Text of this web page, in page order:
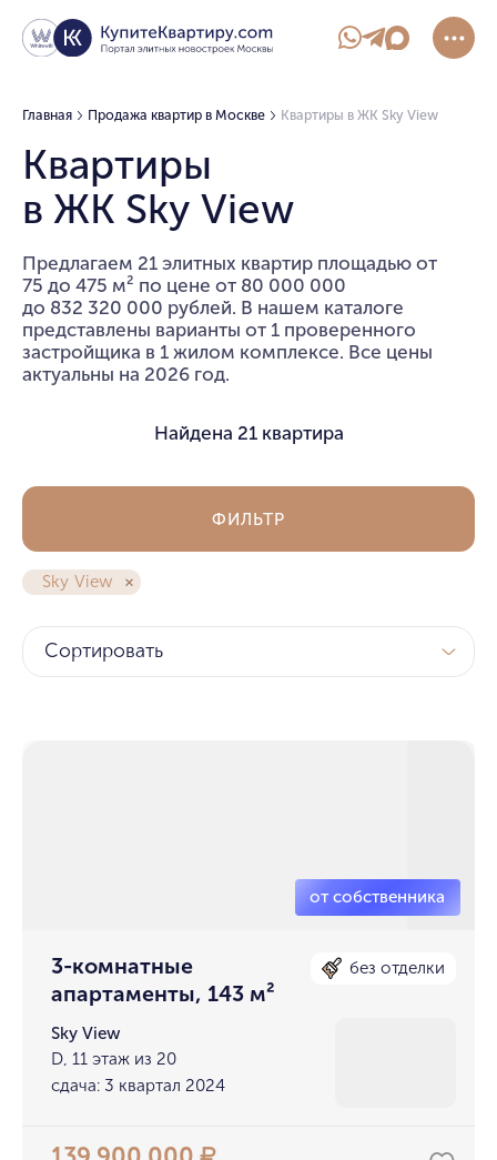
Главная Продажа квартир в Москве Квартиры в ЖК Sky View
Квартиры
в ЖК Sky View
Предлагаем 21 элитных квартир площадью от
75 до 475 м² по цене от 80 000 000
до 832 320 000 рублей. В нашем каталоге
представлены варианты от 1 проверенного
застройщика в 1 жилом комплексе. Все цены
актуальны на 2026 год.
Найдена 21 квартира
Sky View
ФИЛЬТР
Сортировать
3-комнатные
апартаменты, 143 м²
без отделки
Sky View
D, 11 этаж из 20
сдача: 3 квартал 2024